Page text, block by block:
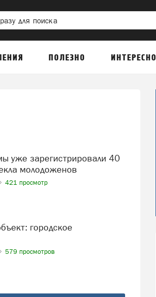
ПОЛЕЗНО ИНТЕРЕСНО
молодоженов
421 просмотр
579 просмотров